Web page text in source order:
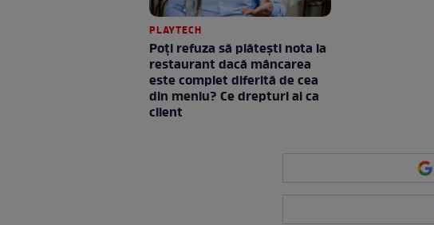
PLAYTECH
Poți refuza să plătești nota la
restaurant dacă mâncarea
este complet diferită de cea
din meniu? Ce drepturi ai ca
client